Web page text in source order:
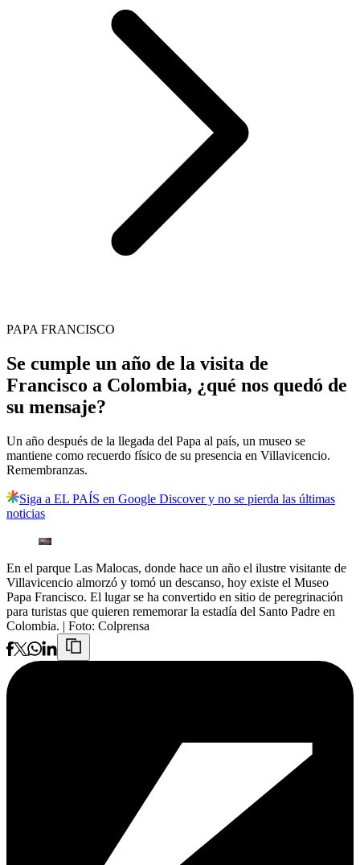
PAPA FRANCISCO
Se cumple un año de la visita de
Francisco a Colombia, ¿qué nos quedó de
su mensaje?
Un año después de la llegada del Papa al país, un museo se
mantiene como recuerdo físico de su presencia en Villavicencio.
Remembranzas.
Siga a EL PAÍS en Google Discover y no se pierda las últimas
noticias
En el parque Las Malocas, donde hace un año el ilustre visitante de
Villavicencio almorzó y tomó un descanso, hoy existe el Museo
Papa Francisco. El lugar se ha convertido en sitio de peregrinación
para turistas que quieren rememorar la estadía del Santo Padre en
Colombia. | Foto: Colprensa